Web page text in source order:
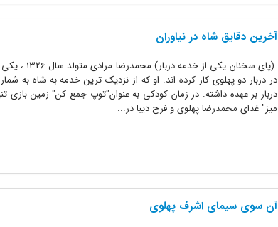
آخرین دقایق شاه در نیاوران
(پای
در دربار دو پهلوی کار کرده اند. او که از نزدیک ترین خدمه به شاه
دربار بر عهده داشته. در زمان کودکی به عنوان"توپ جمع کن" زمین
میز" غذای محمدرضا پهلوی و فرح دیبا در...
آن سوی سیمای اشرف پهلوی